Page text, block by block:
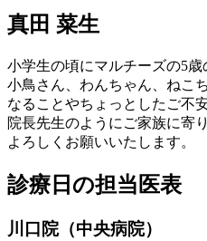
真田 菜生
小学生の頃にマルチーズの5
小鳥さん、わんちゃん、ねこ
なることやちょっとしたご不
院長先生のようにご家族に寄
よろしくお願いいたします。
診療日の担当医表
川口院（中央病院）